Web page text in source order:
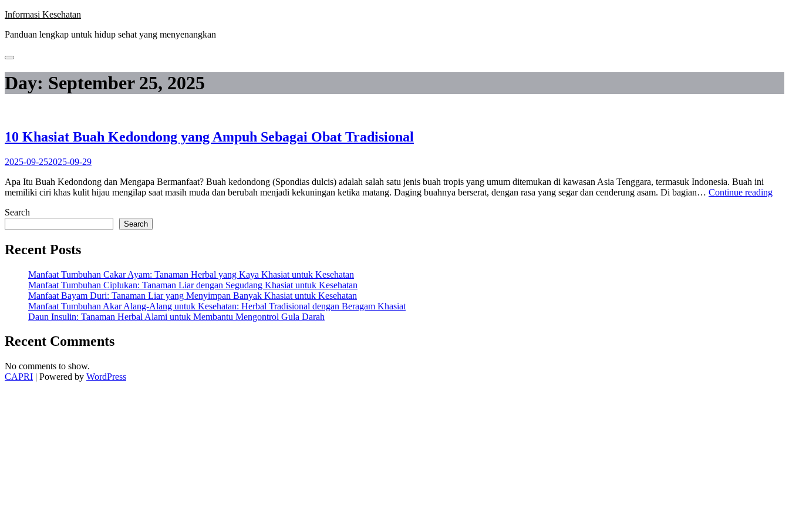
Skip
content
Informasi Kesehatan
Panduan lengkap untuk hidup sehat yang menyenangkan
Day: September 25, 2025
10 Khasiat Buah Kedondong yang Ampuh Sebagai Obat Tradisional
2025-09-252025-09-29
Apa Itu Buah Kedondong dan Mengapa Bermanfaat? Buah kedondong (Spondias dulcis) adalah salah satu jenis buah tropis yang umum ditemukan di kawasan Asia Tenggara, termasuk Indonesia. Buah ini
memiliki ciri khas kulit hijau mengilap saat masih muda dan berubah menjadi kekuningan ketika matang. Daging buahnya berserat, dengan rasa yang segar dan cenderung asam. Di bagian… Continue reading“10
Search
Search
Recent Posts
Manfaat Tumbuhan Cakar Ayam: Tanaman Herbal yang Kaya Khasiat untuk Kesehatan
Manfaat Tumbuhan Ciplukan: Tanaman Liar dengan Segudang Khasiat untuk Kesehatan
Manfaat Bayam Duri: Tanaman Liar yang Menyimpan Banyak Khasiat untuk Kesehatan
Manfaat Tumbuhan Akar Alang-Alang untuk Kesehatan: Herbal Tradisional dengan Beragam Khasiat
Daun Insulin: Tanaman Herbal Alami untuk Membantu Mengontrol Gula Darah
Recent Comments
No comments to show.
CAPRI | Powered by WordPress